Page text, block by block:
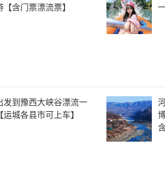
【含门票漂流票】
发到豫西大峡谷漂流一
运城各县市可上车】